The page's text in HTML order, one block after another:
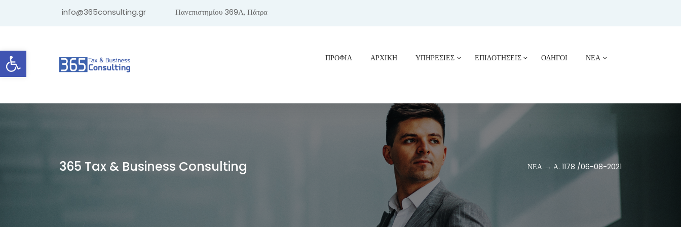
Ανοίξτε τη γραμμή εργαλείων
info@365consulting.gr Πανεπιστημίου 369Α, Πάτρα
ΠΡΟΦΊΛ ΑΡΧΙΚΗ ΥΠΗΡΕΣΙΕΣ ΕΠΙΔΟΤΗΣΕΙΣ ΟΔΗΓΟΙ ΝΕΑ
365 Tax & Business Consulting ΝΕΑ → Α. 1178 /06-08-2021